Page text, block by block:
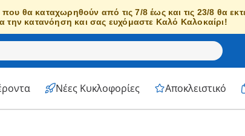
θα καταχωρηθούν από τις 7/8 έως και τις 23/8 θα
την κατανόηση και σας ευχόμαστε Καλό Καλοκαίρι!
Νέες Κυκλοφορίες Αποκλειστικό